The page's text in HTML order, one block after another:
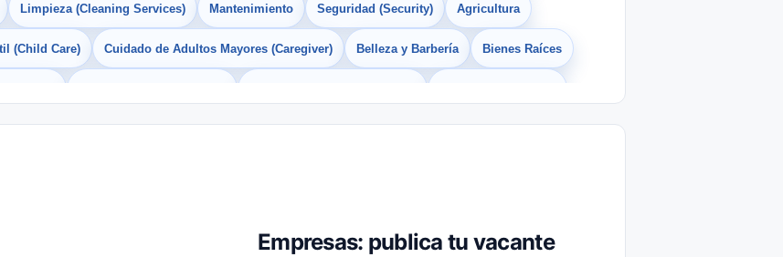
Limpieza (Cleaning Services) Mantenimiento Seguridad (Security) Agricultura
(Child Care) Cuidado de Adultos Mayores (Caregiver) Belleza y Barbería Bienes Raíces
para Estudiantes Empleos Bilingües (English/Spanish) Sin Experiencia
Empresas: publica tu vacante